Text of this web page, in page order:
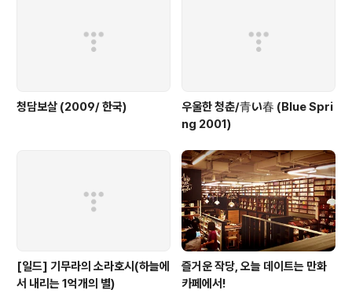
청담보살 (2009/ 한국)
우울한 청춘/青い春 (Blue Spri
ng 2001)
[일드] 기무라의 소라호시(하늘에
서 내리는 1억개의 별)
즐거운 작당, 오늘 데이트는 만화
카페에서!